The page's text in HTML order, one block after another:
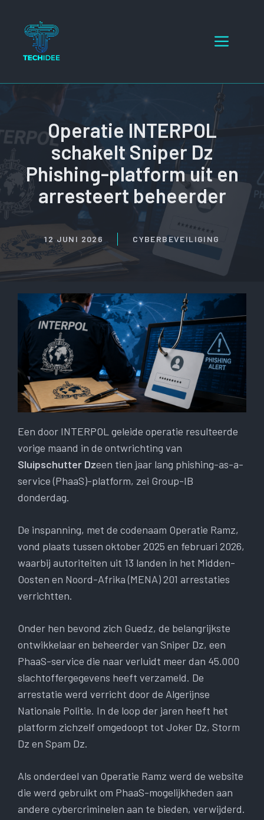
inhoud
Menu
Operatie INTERPOL
schakelt Sniper Dz
Phishing-platform uit en
arresteert beheerder
12 JUNI 2026 CYBERBEVEILIGING
Een door INTERPOL geleide operatie resulteerde
vorige maand in de ontwrichting van
Sluipschutter Dzeen tien jaar lang phishing-as-a-
service (PhaaS)-platform, zei Group-IB
donderdag.
De inspanning, met de codenaam Operatie Ramz,
vond plaats tussen oktober 2025 en februari 2026,
waarbij autoriteiten uit 13 landen in het Midden-
Oosten en Noord-Afrika (MENA) 201 arrestaties
verrichtten.
Onder hen bevond zich Guedz, de belangrijkste
ontwikkelaar en beheerder van Sniper Dz, een
PhaaS-service die naar verluidt meer dan 45.000
slachtoffergegevens heeft verzameld. De
arrestatie werd verricht door de Algerijnse
Nationale Politie. In de loop der jaren heeft het
platform zichzelf omgedoopt tot Joker Dz, Storm
Dz en Spam Dz.
Als onderdeel van Operatie Ramz werd de website
die werd gebruikt om PhaaS-mogelijkheden aan
andere cybercriminelen aan te bieden, verwijderd.